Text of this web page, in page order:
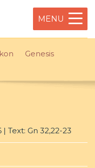
MENU
Genesis
Text: Gn 32,22-23